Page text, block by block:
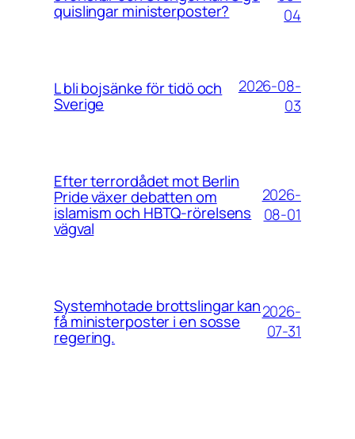
quislingar ministerposter?
04
L bli bojsänke för tidö och
Sverige
2026-08-
03
Efter terrordådet mot Berlin
Pride växer debatten om
islamism och HBTQ-rörelsens
vägval
2026-
08-01
Systemhotade brottslingar kan
få ministerposter i en sosse
regering.
2026-
07-31